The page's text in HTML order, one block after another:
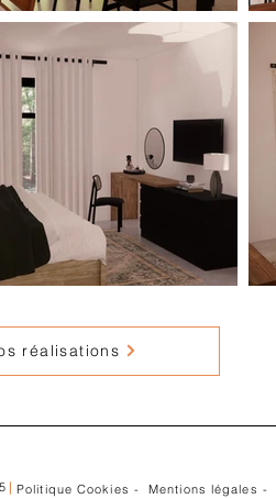
réalisations
| Politique Cookies - Mentions légales -